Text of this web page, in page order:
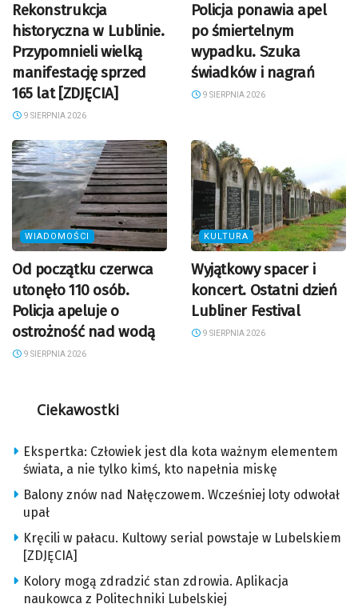
Rekonstrukcja
historyczna w Lublinie.
Przypomnieli wielką
manifestację sprzed
165 lat [ZDJĘCIA]
9 SIERPNIA 2026
Policja ponawia apel
po śmiertelnym
wypadku. Szuka
świadków i nagrań
9 SIERPNIA 2026
WIADOMOŚCI
Od początku czerwca
utonęło 110 osób.
Policja apeluje o
ostrożność nad wodą
9 SIERPNIA 2026
KULTURA
Wyjątkowy spacer i
koncert. Ostatni dzień
Lubliner Festival
9 SIERPNIA 2026
Ciekawostki
Ekspertka: Człowiek jest dla kota ważnym elementem
świata, a nie tylko kimś, kto napełnia miskę
Balony znów nad Nałęczowem. Wcześniej loty odwołał
upał
Kręcili w pałacu. Kultowy serial powstaje w Lubelskiem
[ZDJĘCIA]
Kolory mogą zdradzić stan zdrowia. Aplikacja
naukowca z Politechniki Lubelskiej